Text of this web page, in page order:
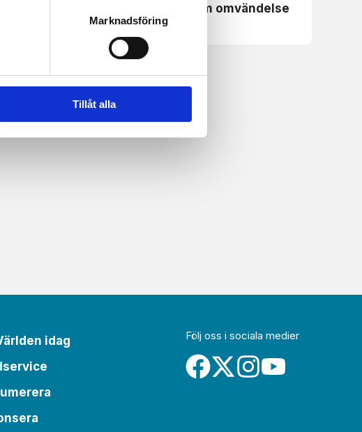
Marknadsföring
Tillåt alla
efter video om omvändelse
idag
Följ oss i sociala medier